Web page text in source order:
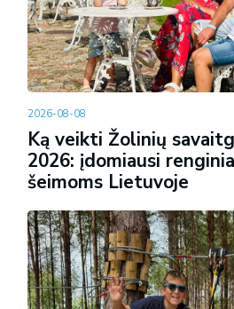
2026-08-08
Ką veikti Žolinių
2026: įdomiausi
šeimoms Lietuvoje